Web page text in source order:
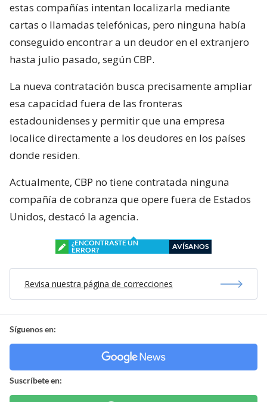
estas compañías intentan localizarla mediante
cartas o llamadas telefónicas, pero ninguna había
conseguido encontrar a un deudor en el extranjero
hasta julio pasado, según CBP.
La nueva contratación busca precisamente ampliar
esa capacidad fuera de las fronteras
estadounidenses y permitir que una empresa
localice directamente a los deudores en los países
donde residen.
Actualmente, CBP no tiene contratada ninguna
compañía de cobranza que opere fuera de Estados
Unidos, destacó la agencia.
¿ENCONTRASTE UN
ERROR?
AVÍSANOS
Revisa nuestra página de correcciones
Síguenos en:
Suscríbete en: